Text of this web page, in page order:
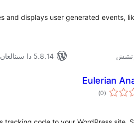
and displays user generated events,
5.8.14 دا سىنالغان
Eulerian
(0 ئومۇمىي
دەرىجە
)